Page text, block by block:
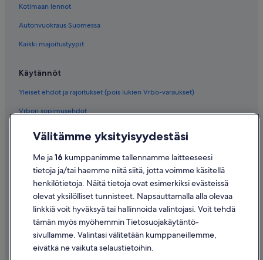
Kotimaan lennot
Autonvuokraus Suomessa
Kaikki majoitustyypit
Käytännöt
Yleiset ehdot ja rajoitukset (pois lukien Vrbo-varaukset)
Vrbon sopimusehdot
Evästeet
Käyttöehdot
Oikeudelliset tiedot / ota meihin yhteyttä
Sisältövaatimukset ja ilmoituksen tekeminen sisällöstä
Tuki
Välitämme yksityisyydestäsi
Me ja16 kumppanimme tallennamme laitteeseesi
tietoja ja/tai haemme niitä siitä, jotta voimme käsitellä
henkilötietoja. Näitä tietoja ovat esimerkiksi evästeissä
olevat yksilölliset tunnisteet. Napsauttamalla alla olevaa
linkkiä voit hyväksyä tai hallinnoida valintojasi. Voit tehdä
tämän myös myöhemmin Tietosuojakäytäntö-
sivullamme. Valintasi välitetään kumppaneillemme,
eivätkä ne vaikuta selaustietoihin.